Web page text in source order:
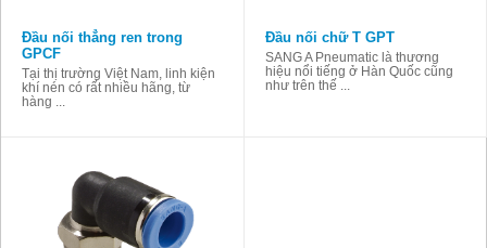
Đầu nối thẳng ren trong
GPCF
Tại thị trường Việt Nam, linh kiện
khí nén có rất nhiều hãng, từ
hàng ...
Đầu nối chữ T GPT
SANG A Pneumatic là thương
hiệu nổi tiếng ở Hàn Quốc cũng
như trên thế ...